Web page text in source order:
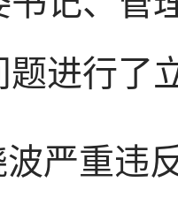
题进行了
严重违